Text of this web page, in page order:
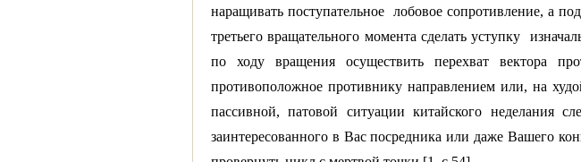
наращивать поступательное лобовое сопротивление, а
третьего вращательного момента сделать уступку
по ходу вращения осуществить перехват вектора
противоположное противнику направлением или, на
пассивной, патовой ситуации китайского неделания
заинтересованного в Вас посредника или даже Вашего